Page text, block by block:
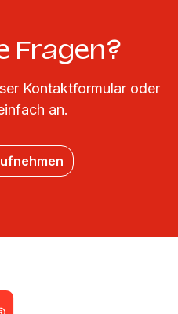
Fragen?
Kontaktformular oder
an.